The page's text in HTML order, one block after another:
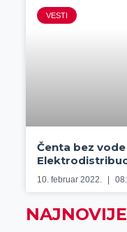
VESTI
Čenta bez
10. februar 2022.